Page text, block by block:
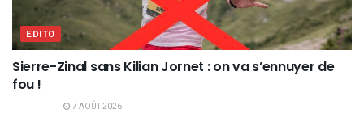
EDITO
Sierre-Zinal sans Kilian Jornet : on va s’ennuyer de
fou !
7 AOÛT 2026